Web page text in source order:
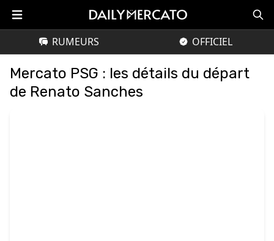
RUMEURS OFFICIEL
Mercato PSG : les détails du départ
de Renato Sanches